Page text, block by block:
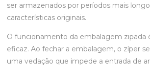
ser armazenados por períodos mais
características originais.
O funcionamento da embalagem zipada
eficaz. Ao fechar a embalagem, o zíper
uma vedação que impede a entrada de